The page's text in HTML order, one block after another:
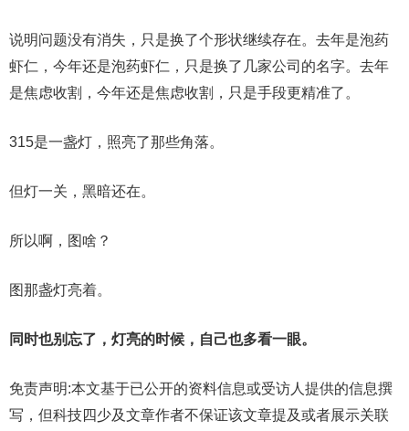
说明问题没有消失，只是换了个形状继续存在。去年是泡药
虾仁，今年还是泡药虾仁，只是换了几家公司的名字。去年
是焦虑收割，今年还是焦虑收割，只是手段更精准了。
315是一盏灯，照亮了那些角落。
但灯一关，黑暗还在。
所以啊，图啥？
图那盏灯亮着。
同时也别忘了，灯亮的时候，自己也多看一眼。
免责声明:本文基于已公开的资料信息或受访人提供的信息撰
写，但科技四少及文章作者不保证该文章提及或者展示关联